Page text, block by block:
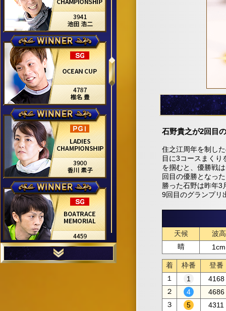
石野貴之が2回目
住之江周年を制し
目に3コースまくり
を掴むと、優勝戦
回目の優勝となっ
勝った石野は昨年3
9回目のグランプリ
天候
波高
晴
1cm
着 枠番
登番
１
4168
２
4686
３
4311